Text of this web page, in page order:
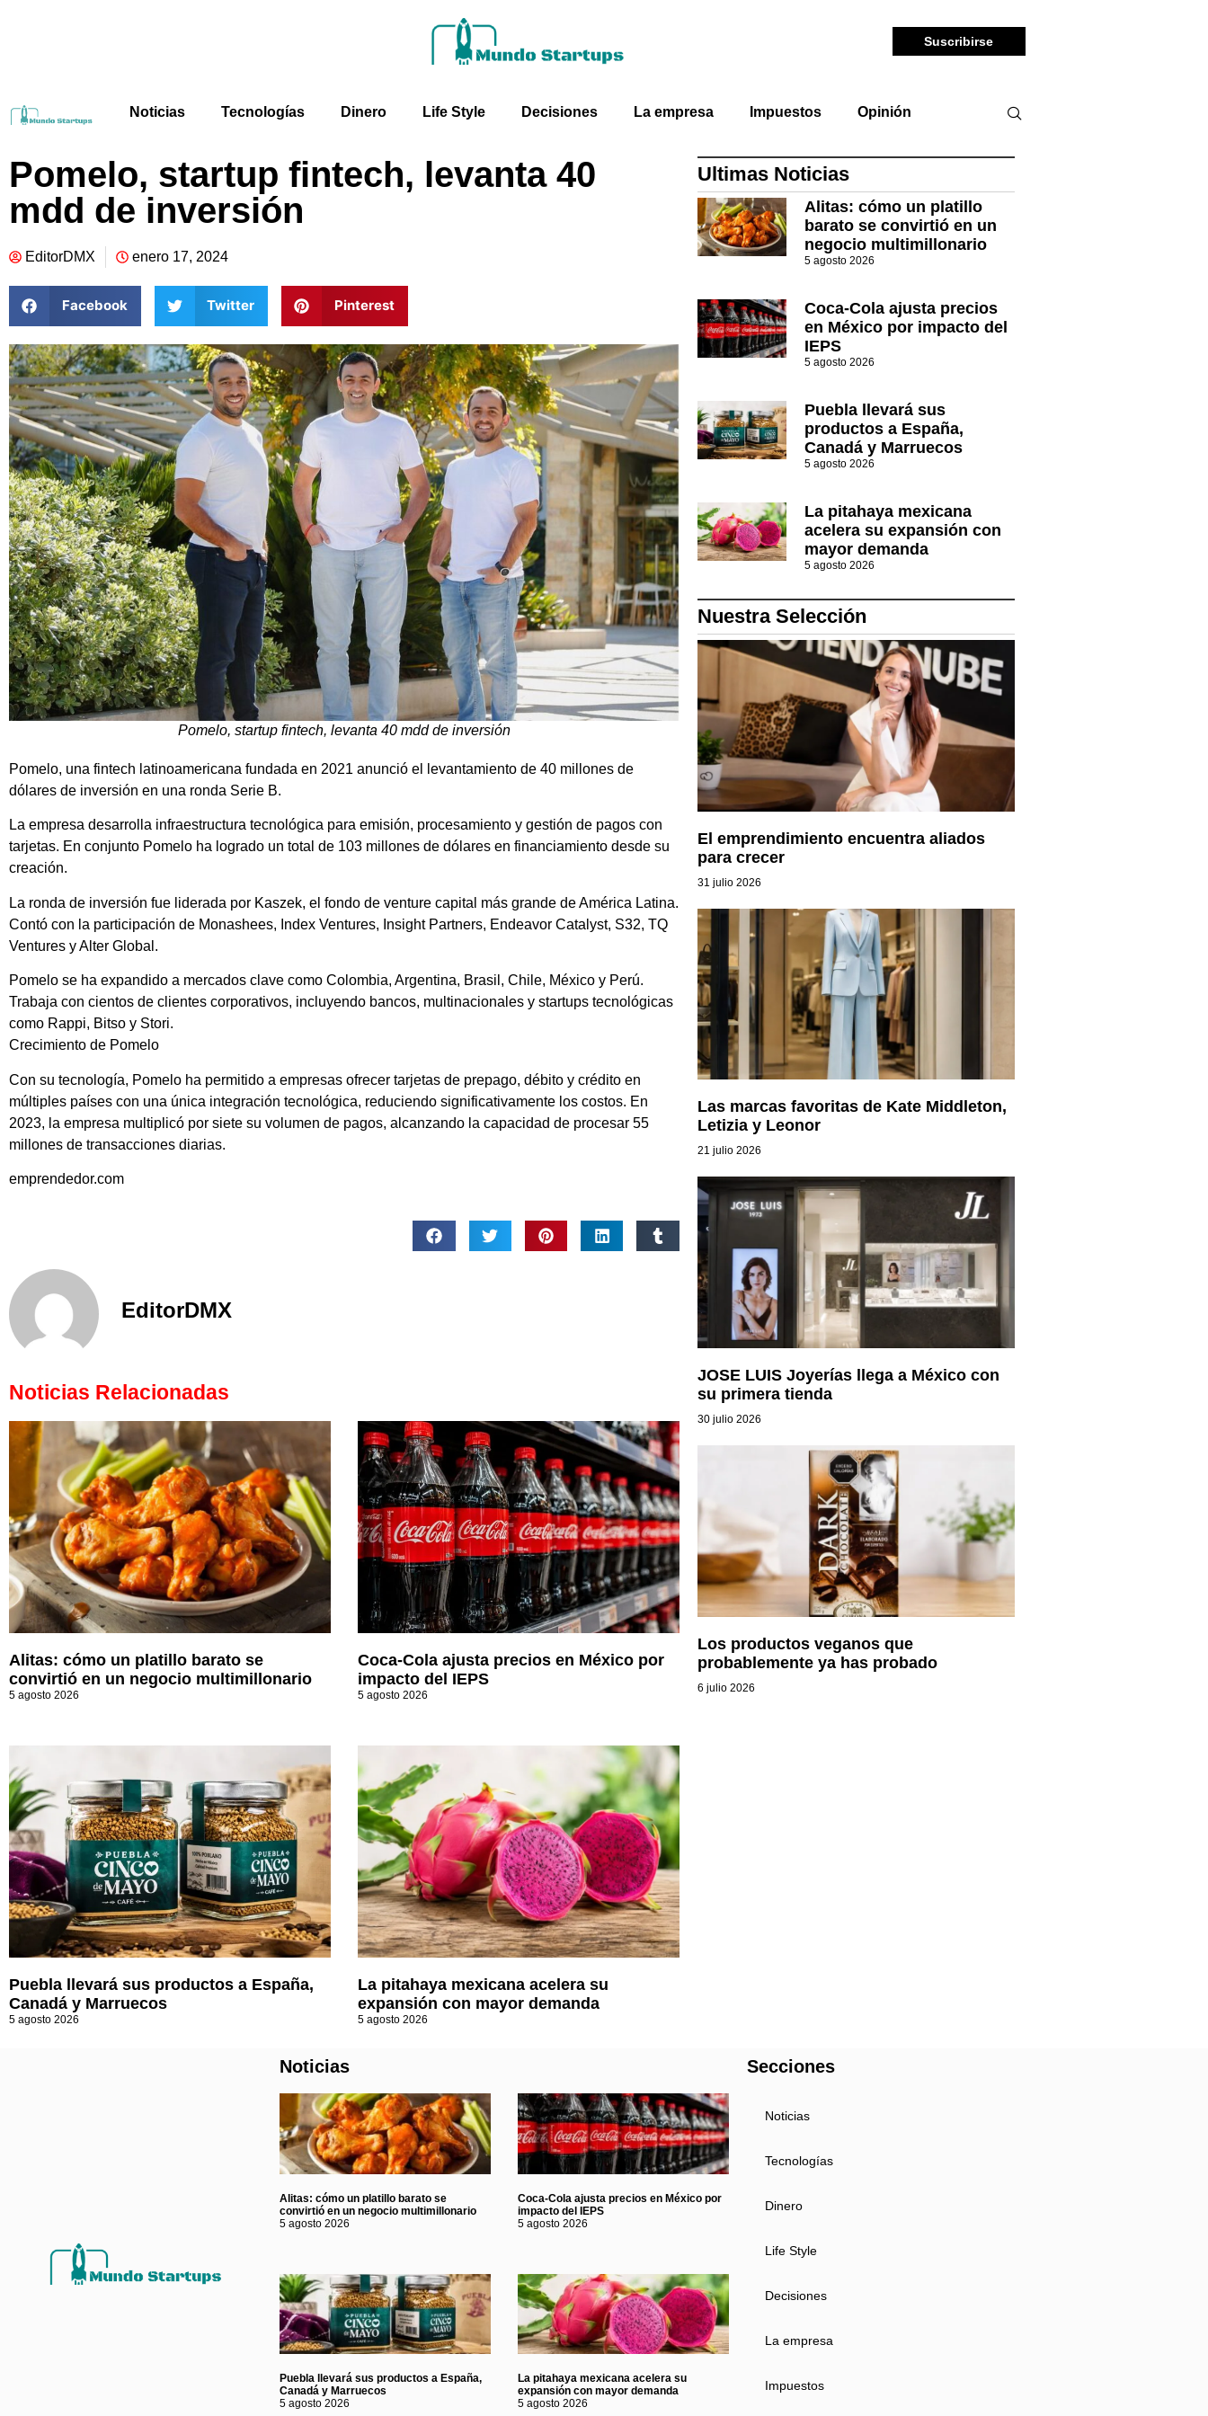
Suscribirse
Noticias Tecnologías Dinero Life Style Decisiones La empresa Impuestos Opinión
Pomelo, startup fintech, levanta 40
mdd de inversión
EditorDMX enero 17, 2024
Facebook Twitter Pinterest
Pomelo, startup fintech, levanta 40 mdd de inversión
Pomelo, una fintech latinoamericana fundada en 2021 anunció el levantamiento de 40 millones de
dólares de inversión en una ronda Serie B.
La empresa desarrolla infraestructura tecnológica para emisión, procesamiento y gestión de pagos con
tarjetas. En conjunto Pomelo ha logrado un total de 103 millones de dólares en financiamiento desde su
creación​​​​​​​​​​.
La ronda de inversión fue liderada por Kaszek, el fondo de venture capital más grande de América Latina.
Contó con la participación de Monashees, Index Ventures, Insight Partners, Endeavor Catalyst, S32, TQ
Ventures y Alter Global.
Pomelo se ha expandido a mercados clave como Colombia, Argentina, Brasil, Chile, México y Perú.
Trabaja con cientos de clientes corporativos, incluyendo bancos, multinacionales y startups tecnológicas
como Rappi, Bitso y Stori.
Crecimiento de Pomelo
Con su tecnología, Pomelo ha permitido a empresas ofrecer tarjetas de prepago, débito y crédito en
múltiples países con una única integración tecnológica, reduciendo significativamente los costos. En
2023, la empresa multiplicó por siete su volumen de pagos, alcanzando la capacidad de procesar 55
millones de transacciones diarias.
emprendedor.com
EditorDMX
Noticias Relacionadas
Alitas: cómo un platillo barato se
convirtió en un negocio multimillonario
5 agosto 2026
Coca-Cola ajusta precios en México por
impacto del IEPS
5 agosto 2026
Puebla llevará sus productos a España,
Canadá y Marruecos
5 agosto 2026
La pitahaya mexicana acelera su
expansión con mayor demanda
5 agosto 2026
Ultimas Noticias
Alitas: cómo un platillo
barato se convirtió en un
negocio multimillonario
5 agosto 2026
Coca-Cola ajusta precios
en México por impacto del
IEPS
5 agosto 2026
Puebla llevará sus
productos a España,
Canadá y Marruecos
5 agosto 2026
La pitahaya mexicana
acelera su expansión con
mayor demanda
5 agosto 2026
Nuestra Selección
El emprendimiento encuentra aliados
para crecer
31 julio 2026
Las marcas favoritas de Kate Middleton,
Letizia y Leonor
21 julio 2026
JOSE LUIS Joyerías llega a México con
su primera tienda
30 julio 2026
Los productos veganos que
probablemente ya has probado
6 julio 2026
Noticias
Alitas: cómo un platillo barato se
convirtió en un negocio multimillonario
5 agosto 2026
Coca-Cola ajusta precios en México por
impacto del IEPS
5 agosto 2026
Puebla llevará sus productos a España,
Canadá y Marruecos
5 agosto 2026
La pitahaya mexicana acelera su
expansión con mayor demanda
5 agosto 2026
Secciones
Noticias
Tecnologías
Dinero
Life Style
Decisiones
La empresa
Impuestos